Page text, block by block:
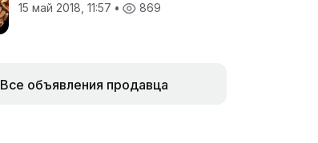
15 май 2018, 11:57 • 869
Все объявления продавца